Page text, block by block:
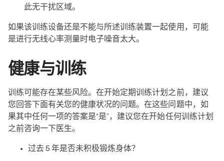
此无干扰区域。
如果该训练设备还是不能与所述训练装置一起使用，可能
是进行无线心率测量时电子噪音太大。
健康与训练
训练可能存在某些风险。在开始定期训练计划之前，建议
您回答下面有关您的健康状况的问题。在这些问题中，如
果其中任何一项的答案是“是”，建议您在开始任何训练计划
之前咨询一下医生。
过去 5 年是否未积极锻炼身体？